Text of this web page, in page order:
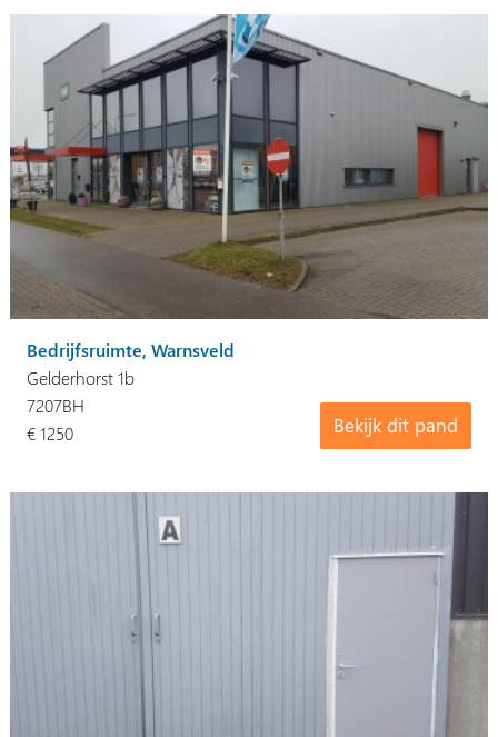
Bedrijfsruimte, Warnsveld
Gelderhorst 1b
Bekijk dit pand
7207BH
€ 1250